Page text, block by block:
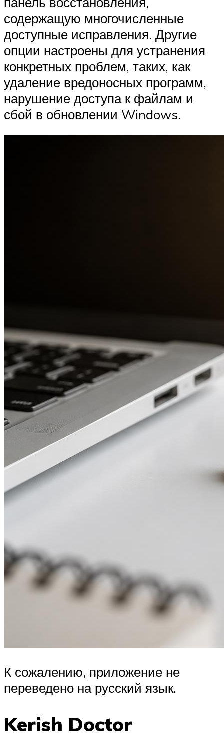
содержащую многочисленные
доступные исправления. Другие
опции настроены для устранения
конкретных проблем, таких, как
удаление вредоносных программ,
нарушение доступа к файлам и
сбой в обновлении Windows.
К сожалению, приложение не
переведено на русский язык.
Kerish Doctor